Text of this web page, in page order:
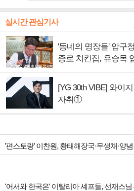
실시간 관심기사
'동네의 명장들' 압구
종로 치킨집, 유승목
[YG 30th VIBE] 와이
자취①
'어서와 한국은' 이탈리아 셰프들, 선재스